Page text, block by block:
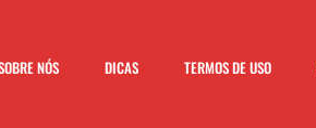
NÓS DICAS TERMOS DE USO